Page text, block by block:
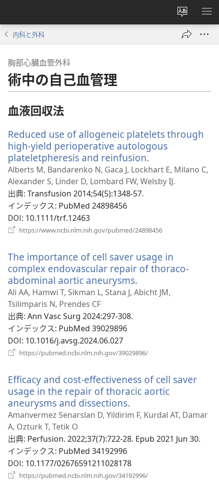
サ
イ
ト
を
メ
を
内科と外科
胸部心臓血管外科
術中の自己血管理
血液回収法
Reduced use of allogeneic platelets through
high-yield perioperative autologous
plateletpheresis and reinfusion.
し
い
開
Alberts M, Bandarenko N, Gaca J, Lockhart E, Milano C,
Alexander S, Linder D, Lombard FW, Welsby IJ.
出典‎: Transfusion 2014;54(5):1348-57.
インデックス‎: PubMed 24898456
DOI‎: 10.1111/trf.12463
https://www.ncbi.nlm.nih.gov/pubmed/24898456
タ
ブ
で
く）
The importance of cell saver usage in
complex endovascular repair of thoraco-
abdominal aortic aneurysms.
し
開
Ali AA, Hamwi T, Sikman L, Stana J, Abicht JM,
Tsilimparis N, Prendes CF
出典‎: Ann Vasc Surg 2024:297-308.
インデックス‎: PubMed 39029896
DOI‎: 10.1016/j.avsg.2024.06.027
https://pubmed.ncbi.nlm.nih.gov/39029896/
タ
ブ
で
く）
Efficacy and cost-effectiveness of cell saver
usage in the repair of thoracic aortic
aneurysms and dissections.
し
タ
で
開
Amanvermez Senarslan D, Yildirim F, Kurdal AT, Damar
A, Ozturk T, Tetik O
出典‎: Perfusion. 2022;37(7):722-28. Epub 2021 Jun 30.
インデックス‎: PubMed 34192996
DOI‎: 10.1177/02676591211028178
https://pubmed.ncbi.nlm.nih.gov/34192996/